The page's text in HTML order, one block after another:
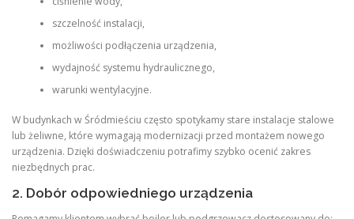
szczelność instalacji,
możliwości podłączenia urządzenia,
wydajność systemu hydraulicznego,
warunki wentylacyjne.
W budynkach w Śródmieściu często spotykamy stare instalacje stalowe
lub żeliwne, które wymagają modernizacji przed montażem nowego
urządzenia. Dzięki doświadczeniu potrafimy szybko ocenić zakres
niezbędnych prac.
2. Dobór odpowiedniego urządzenia